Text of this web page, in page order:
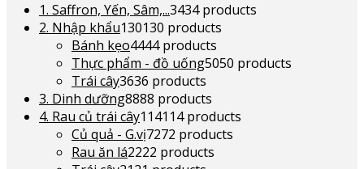
1. Saffron, Yến, Sâm,...3434 products
2. Nhập khẩu130130 products
Bánh kẹo4444 products
Thực phẩm - đồ uống5050 products
Trái cây3636 products
3. Dinh dưỡng8888 products
4. Rau củ trái cây114114 products
Củ quả - G.vị7272 products
Rau ăn lá2222 products